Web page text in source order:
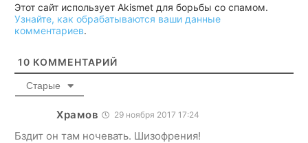
Этот сайт использует Akismet для борьбы со спамом.
Узнайте, как обрабатываются ваши данные
комментариев.
10 КОММЕНТАРИЙ
Старые
Храмов 29 ноября 2017 17:24
Бздит он там ночевать. Шизофрения!